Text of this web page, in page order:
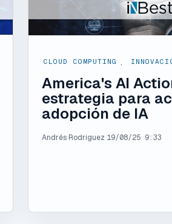
CLOUD COMPUTING
America's AI
estrategia para
adopción de IA
Andrés Rodríguez 19/08/25 9:33